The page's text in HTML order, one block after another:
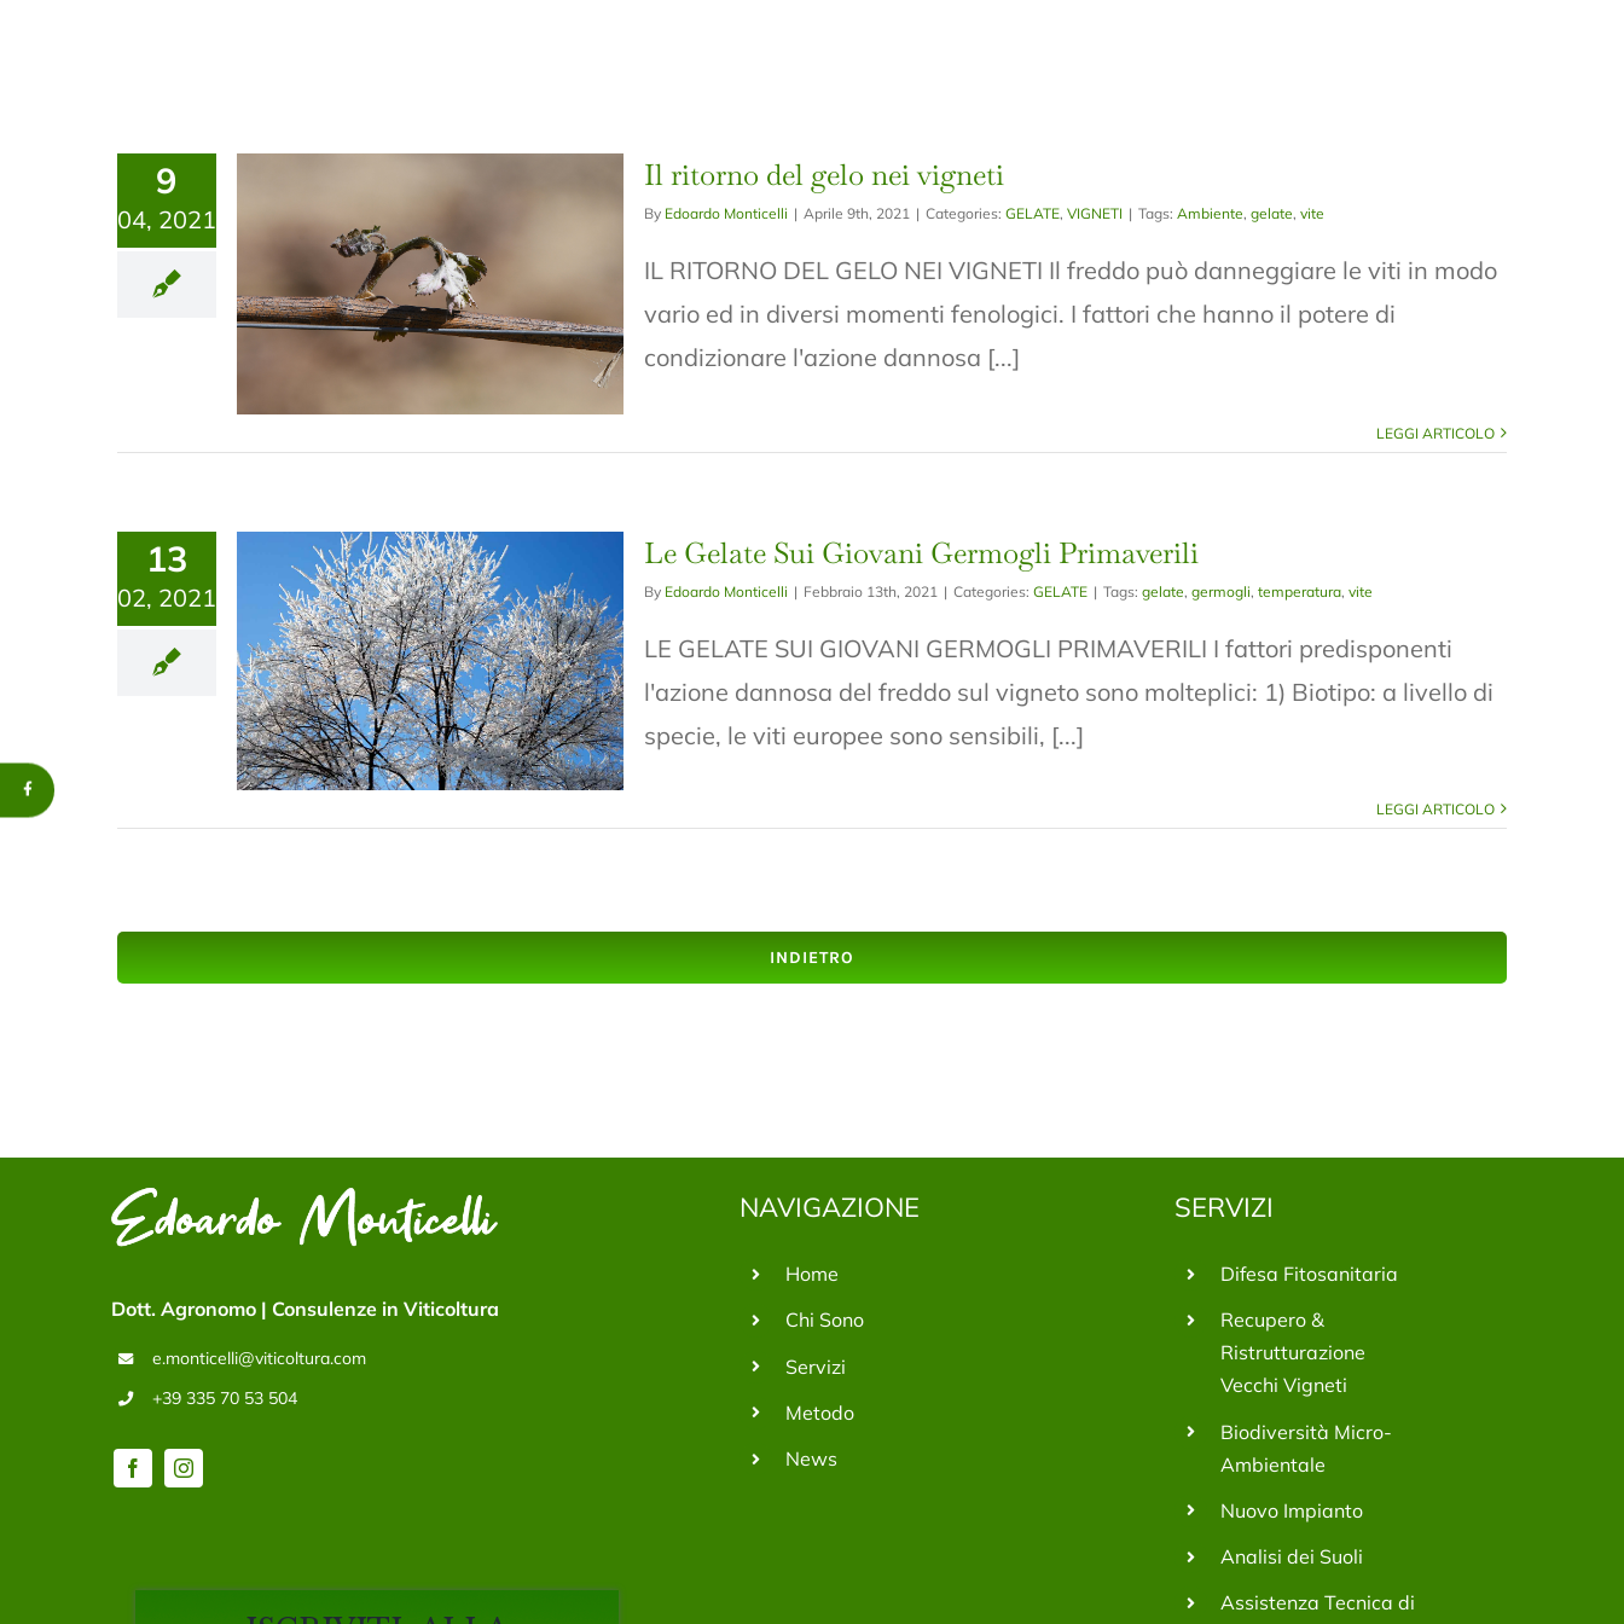
9
04, 2021
Il ritorno del gelo nei vigneti
By Edoardo Monticelli | Aprile 9th, 2021 | Categories: GELATE, VIGNETI | Tags: Ambiente, gelate, vite
IL RITORNO DEL GELO NEI VIGNETI Il freddo può danneggiare le viti in modo
vario ed in diversi momenti fenologici. I fattori che hanno il potere di
condizionare l'azione dannosa [...]
LEGGI ARTICOLO
13
02, 2021
Le Gelate Sui Giovani Germogli Primaverili
By Edoardo Monticelli | Febbraio 13th, 2021 | Categories: GELATE | Tags: gelate, germogli, temperatura, vite
LE GELATE SUI GIOVANI GERMOGLI PRIMAVERILI I fattori predisponenti
l'azione dannosa del freddo sul vigneto sono molteplici: 1) Biotipo: a livello di
specie, le viti europee sono sensibili, [...]
LEGGI ARTICOLO
INDIETRO
Dott. Agronomo | Consulenze in Viticoltura
e.monticelli@viticoltura.com
+39 335 70 53 504
NAVIGAZIONE
Home
Chi Sono
Servizi
Metodo
News
SERVIZI
Difesa Fitosanitaria
Recupero &
Ristrutturazione
Vecchi Vigneti
Biodiversità Micro-
Ambientale
Nuovo Impianto
Analisi dei Suoli
Assistenza Tecnica di